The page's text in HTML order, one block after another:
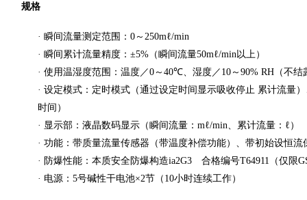
规格
· 瞬间流量测定范围： 0 ～ 250mℓ/min
· 瞬间累计流量精度： ±5% （瞬间流量50mℓ/min以上）
· 使用温湿度范围：温度／0 ～ 40℃、湿度／ 10 ～ 90% RH （不结
· 设定模式：定时模式（通过设定时间显示吸收停止 累计流量
时间）
· 显示部：液晶数码显示（瞬间流量： mℓ/min、累计流量： ℓ ）
· 功能：带质量流量传感器（带温度补偿功能）、带初始设恒流
· 防爆性能：本质安全防爆构造ia2G3 合格编号T64911 （仅限
· 电源： 5号碱性干电池×2节（ 10小时连续工作）